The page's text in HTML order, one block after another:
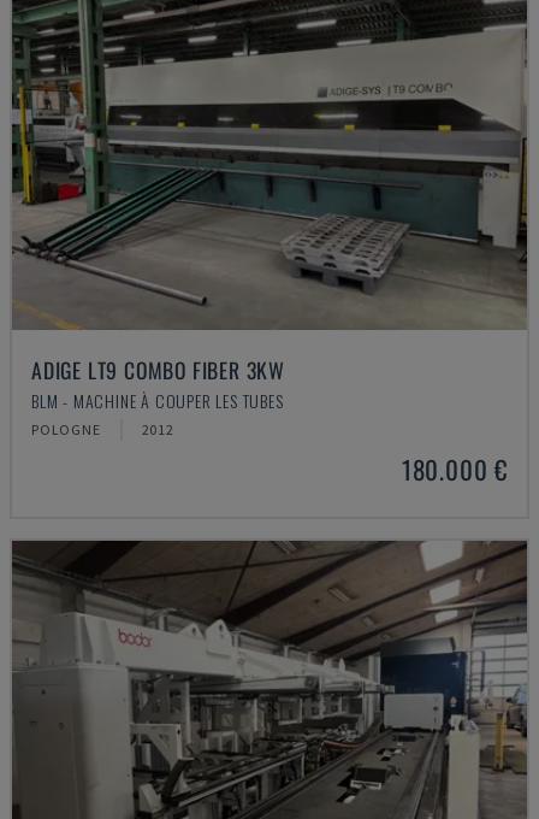
ADIGE LT9 COMBO FIBER 3KW
BLM - MACHINE À COUPER LES TUBES
POLOGNE 2012
180.000 €